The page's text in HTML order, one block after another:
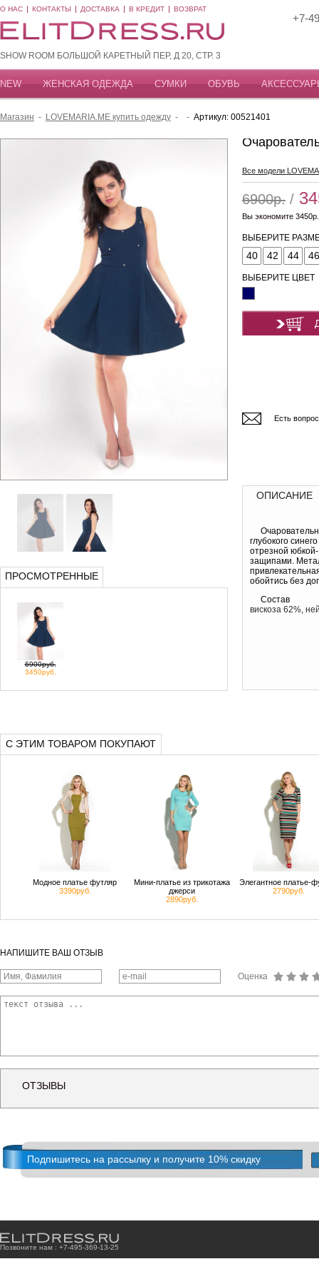
О НАС КОНТАКТЫ ДОСТАВКА В КРЕДИТ ВОЗВРАТ
SHOW ROOM БОЛЬШОЙ КАРЕТНЫЙ ПЕР, Д 20, СТР. 3
+7-
NEW ЖЕНСКАЯ ОДЕЖДА СУМКИ ОБУВЬ
Магазин - LOVEMARIA.ME купить одежду - - Артикул: 00521401
ПРОСМОТРЕННЫЕ
6900руб.
3450руб.
Все модели
6900р. /
Вы экономите 3450р.
ВЫБЕРИТЕ
40 42 44 46
ВЫБЕРИТЕ ЦВЕТ
Есть
ОПИСАНИЕ
глубокого
отрезной
защипами.
обойтись без
Состав
вискоза 62%,
С ЭТИМ ТОВАРОМ ПОКУПАЮТ
Модное платье футляр
3390руб.
Мини-платье из трикотажа
джерси
2890руб.
Элегантное платье-
2790руб.
НАПИШИТЕ ВАШ ОТЗЫВ
Оценка
ОТЗЫВЫ
Подпишитесь на рассылку и получите 10% скидку
Позвоните нам : +7-495-369-13-25